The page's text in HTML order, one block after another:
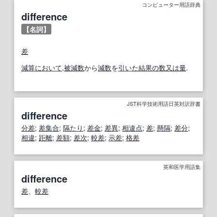
コンピューター用語辞典
difference
【名詞】
差
減算において,被減数から減数を引いた結果の数又は量.
JST科学技術用語日英対訳辞書
difference
分差; 差集合; 隔たり ; 差金; 差異; 相違点; 差; 懸隔; 差分;
相違; 距離; 差額; 差次; 較差; 示差; 格差
英和医学用語集
difference
差、 較差